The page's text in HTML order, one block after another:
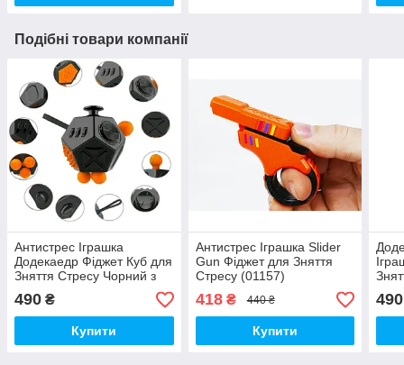
Подібні товари компанії
Антистрес Іграшка
Додекаедр Фіджет Куб для
Зняття Стресу Чорний з
помаранчевими кнопками
(00643)
490 ₴
Купити
Антистрес Іграшка Slider
Gun Фіджет для Зняття
Стресу (01157)
418₴ 440 ₴
Купити
490